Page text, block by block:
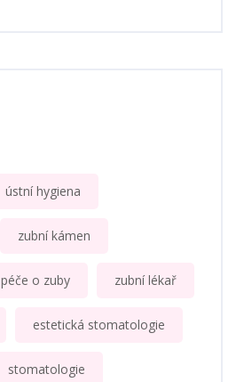
ústní hygiena
zubní kámen
péče o zuby zubní lékař
estetická stomatologie
stomatologie